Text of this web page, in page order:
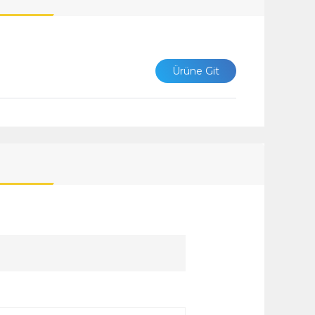
Ürüne Git